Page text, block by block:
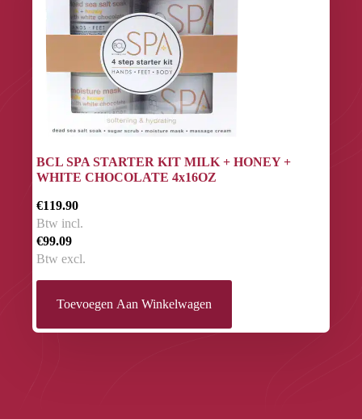
BCL SPA STARTER KIT MILK + HONEY +
WHITE CHOCOLATE 4x16OZ
€119.90
Btw incl.
€99.09
Btw excl.
Toevoegen Aan Winkelwagen